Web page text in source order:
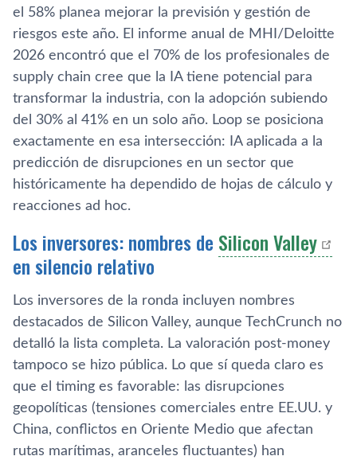
el 58% planea mejorar la previsión y gestión de
riesgos este año. El informe anual de MHI/Deloitte
2026 encontró que el 70% de los profesionales de
supply chain cree que la IA tiene potencial para
transformar la industria, con la adopción subiendo
del 30% al 41% en un solo año. Loop se posiciona
exactamente en esa intersección: IA aplicada a la
predicción de disrupciones en un sector que
históricamente ha dependido de hojas de cálculo y
reacciones ad hoc.
Los inversores: nombres de Silicon Valley
en silencio relativo
Los inversores de la ronda incluyen nombres
destacados de Silicon Valley, aunque TechCrunch no
detalló la lista completa. La valoración post-money
tampoco se hizo pública. Lo que sí queda claro es
que el timing es favorable: las disrupciones
geopolíticas (tensiones comerciales entre EE.UU. y
China, conflictos en Oriente Medio que afectan
rutas marítimas, aranceles fluctuantes) han